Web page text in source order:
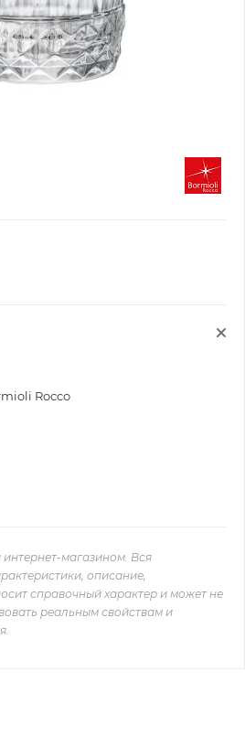
Rocco
магазином. Вся
описание,
справочный характер и может не
реальным свойствам и